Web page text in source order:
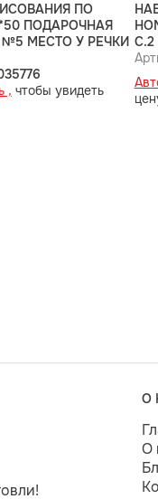
ПО
ПОДАРОЧНАЯ
МЕСТО У РЕЧКИ
, чтобы увидеть
О
О